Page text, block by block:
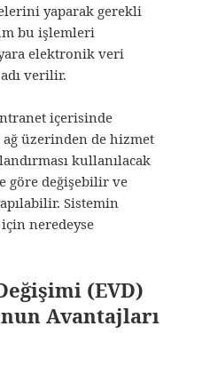
yaparak gerekli
bu işlemleri
elektronik veri
verilir.
içerisinde
üzerinden de hizmet
kullanılacak
göre değişebilir ve
Sistemin
neredeyse
(EVD)
Avantajları